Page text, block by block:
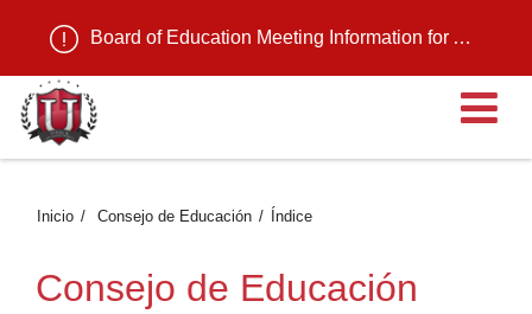
Board of Education Meeting Information for August 11, 2026
Inicio Consejo de Educación Índice
Consejo de Educación